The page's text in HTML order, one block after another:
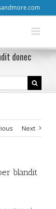
donec
Next
blandit